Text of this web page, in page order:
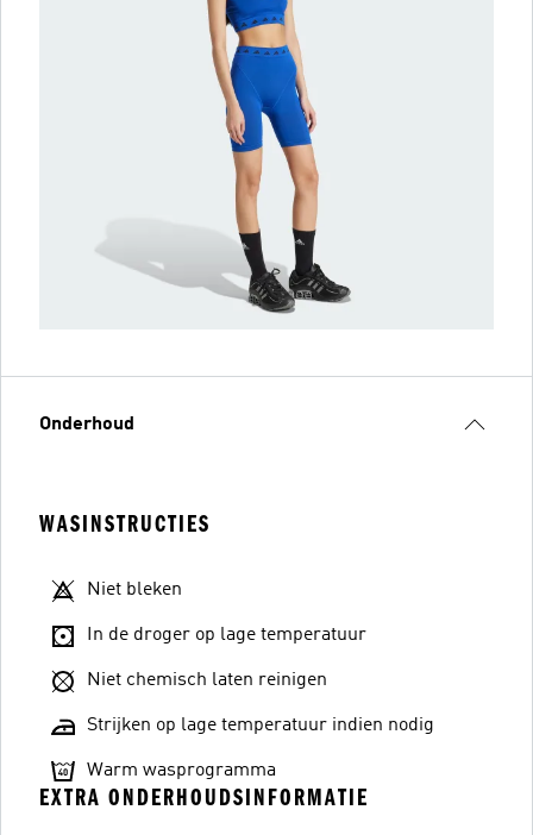
Onderhoud
WASINSTRUCTIES
Niet bleken
In de droger op lage temperatuur
Niet chemisch laten reinigen
Strijken op lage temperatuur indien nodig
Warm wasprogramma
EXTRA ONDERHOUDSINFORMATIE